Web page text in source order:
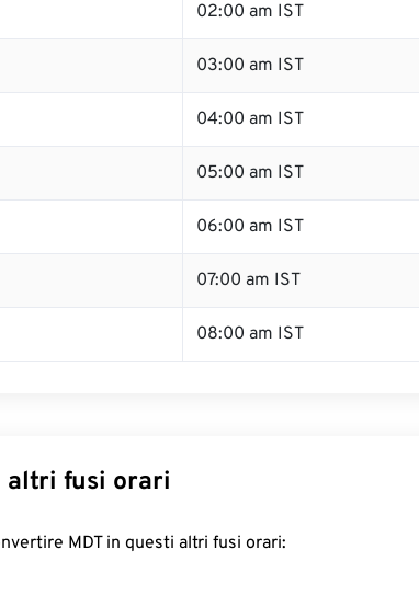
02:00 am IST
03:00 am IST
04:00 am IST
05:00 am IST
06:00 am IST
07:00 am IST
08:00 am IST
altri fusi orari
MDT in questi altri fusi orari: